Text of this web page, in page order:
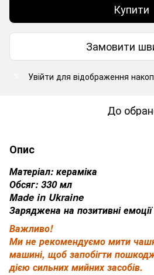
Купити
Замовити
Увійти для відображення
До
Опис
Матеріал: кераміка
Обсяг: 330 мл
Made in Ukraine
Заряджена на позитивні емоції
Важливо!
Ми не рекомендуємо мити
машині, щоб запобігти
дією сильних мийних засобів.